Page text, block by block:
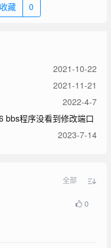
收藏 0
2021-10-22
2021-11-21
2022-4-7
bbs程序没看到修改端口
2023-7-14
全部
0